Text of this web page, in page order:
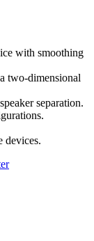
with smoothing
two-dimensional
separation.
devices.